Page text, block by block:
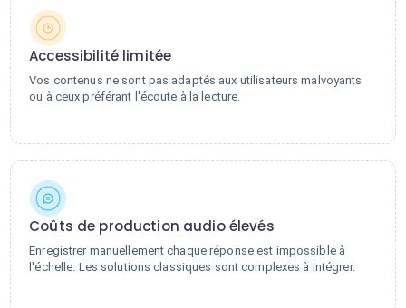
Accessibilité limitée
Vos contenus ne sont pas adaptés aux utilisateurs malvoyants
ou à ceux préférant l'écoute à la lecture.
Coûts de production audio élevés
Enregistrer manuellement chaque réponse est impossible à
l'échelle. Les solutions classiques sont complexes à intégrer.